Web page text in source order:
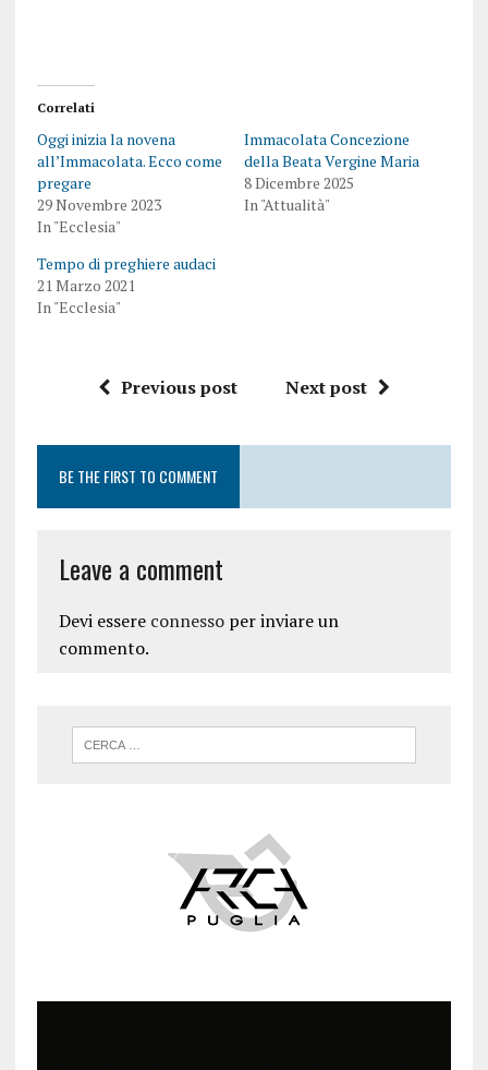
Correlati
Oggi inizia la novena
all’Immacolata. Ecco come
pregare
29 Novembre 2023
In "Ecclesia"
Immacolata Concezione
della Beata Vergine Maria
8 Dicembre 2025
In "Attualità"
Tempo di preghiere audaci
21 Marzo 2021
In "Ecclesia"
Previous post Next post
BE THE FIRST TO COMMENT
Leave a comment
Devi essere connessoper inviare un
commento.